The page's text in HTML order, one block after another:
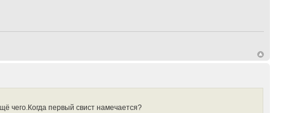
чего.Когда первый свист намечается?